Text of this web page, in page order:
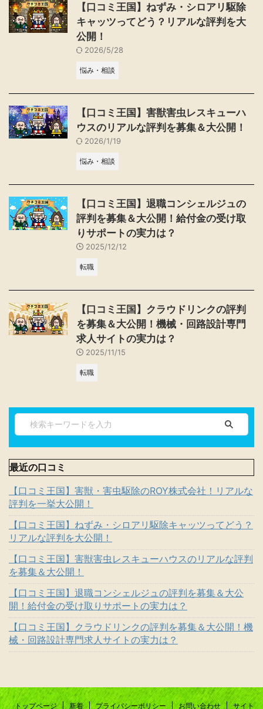
【口コミ王国】ねずみ・シロアリ駆除
キャッツってどう？リアルな評判を大
公開！
2026/5/28
悩み・相談
【口コミ王国】害獣害虫レスキューハ
ウスのリアルな評判を募集＆大公開！
2026/1/19
悩み・相談
【口コミ王国】退職コンシェルジュの
評判を募集＆大公開！給付金の受け取
りサポートの実力は？
2025/12/12
転職
【口コミ王国】クラウドリンクの評判
を募集＆大公開！機械・回路設計専門
求人サイトの実力は？
2025/11/15
転職
最近の口コミ
【口コミ王国】害獣・害虫駆除のROY株式会社！リアルな
評判を一挙大公開！
【口コミ王国】ねずみ・シロアリ駆除キャッツってどう？
リアルな評判を大公開！
【口コミ王国】害獣害虫レスキューハウスのリアルな評判
を募集＆大公開！
【口コミ王国】退職コンシェルジュの評判を募集＆大公
開！給付金の受け取りサポートの実力は？
【口コミ王国】クラウドリンクの評判を募集＆大公開！機
械・回路設計専門求人サイトの実力は？
トップページ 新着 プライバシーポリシー お問い合わせ サイト